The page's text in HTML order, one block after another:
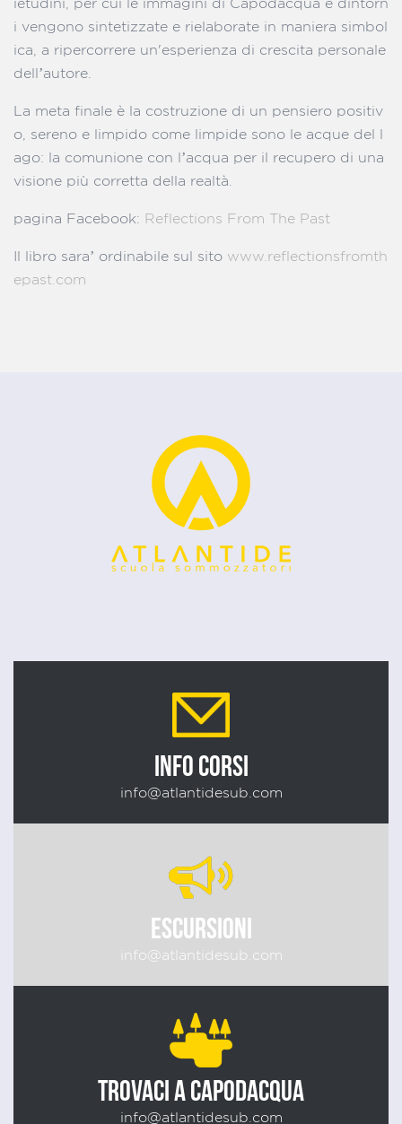
ietudini, per cui le immagini di Capodacqua e dintorn
i vengono sintetizzate e rielaborate in maniera simbol
ica, a ripercorrere un'esperienza di crescita personale
dell’autore.
La meta finale è la costruzione di un pensiero positiv
o, sereno e limpido come limpide sono le acque del l
ago: la comunione con l’acqua per il recupero di una
visione più corretta della realtà.
pagina Facebook: Reflections From The Past
Il libro sara’ ordinabile sul sito www.reflectionsfromth
epast.com
INFO CORSI
info@atlantidesub.com
ESCURSIONI
info@atlantidesub.com
TROVACI A CAPODACQUA
info@atlantidesub.com